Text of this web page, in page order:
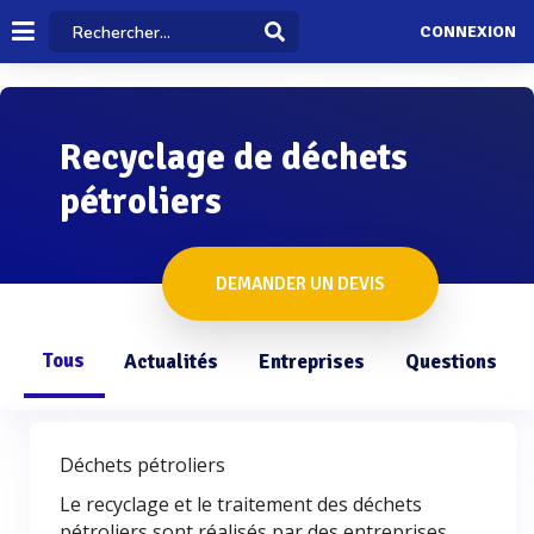
CONNEXION
Recyclage de déchets
pétroliers
DEMANDER UN DEVIS
Tous Actualités Entreprises Questions
Déchets pétroliers
Le recyclage et le traitement des déchets